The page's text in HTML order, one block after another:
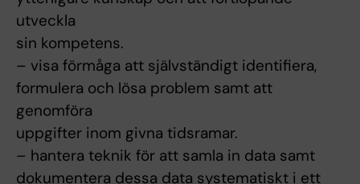
utveckla
sin kompetens.
– visa förmåga att självständigt identifiera,
formulera och lösa problem samt att
genomföra
uppgifter inom givna tidsramar.
– hantera teknik för att samla in data samt
dokumentera dessa data systematiskt i ett